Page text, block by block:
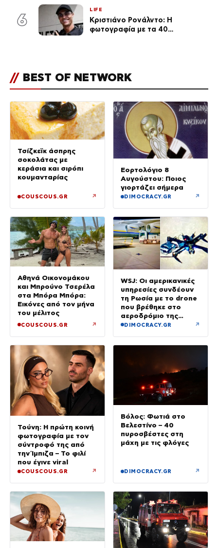
(φωτογραφίες)
6
LIFE
Κριστιάνο Ρονάλντο: Η
φωτογραφία με τα 40
// BEST OF NETWORK
Τσίζκεϊκ άσπρης
σοκολάτας με
κεράσια και σιρόπι
κουμανταρίας
COUSCOUS.GR ↗
Εορτολόγιο 8
Αυγούστου: Ποιος
γιορτάζει σήμερα
DIMOCRACY.GR ↗
Αθηνά Οικονομάκου
και Μπρούνο Τσερέλα
στα Μπόρα Μπόρα:
Εικόνες από τον μήνα
του μέλιτος
COUSCOUS.GR ↗
WSJ: Οι αμερικανικές
υπηρεσίες συνδέουν
τη Ρωσία με το drone
που βρέθηκε στο
αεροδρόμιο της
Λειψίας
DIMOCRACY.GR ↗
Τούνη: Η πρώτη κοινή
φωτογραφία με τον
σύντροφό της από
την Ίμπιζα – Το φιλί
που έγινε viral
COUSCOUS.GR ↗
Βόλος: Φωτιά στο
Βελεστίνο – 40
πυροσβέστες στη
μάχη με τις φλόγες
DIMOCRACY.GR ↗